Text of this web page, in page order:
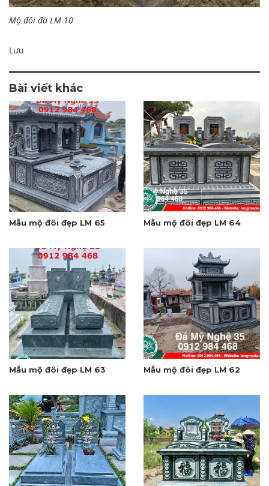
Mộ đôi đá LM 10
Lưu
Bài viết khác
Mẫu mộ đôi đẹp LM 65 Mẫu mộ đôi đẹp LM 64
Mẫu mộ đôi đẹp LM 63 Mẫu mộ đôi đẹp LM 62